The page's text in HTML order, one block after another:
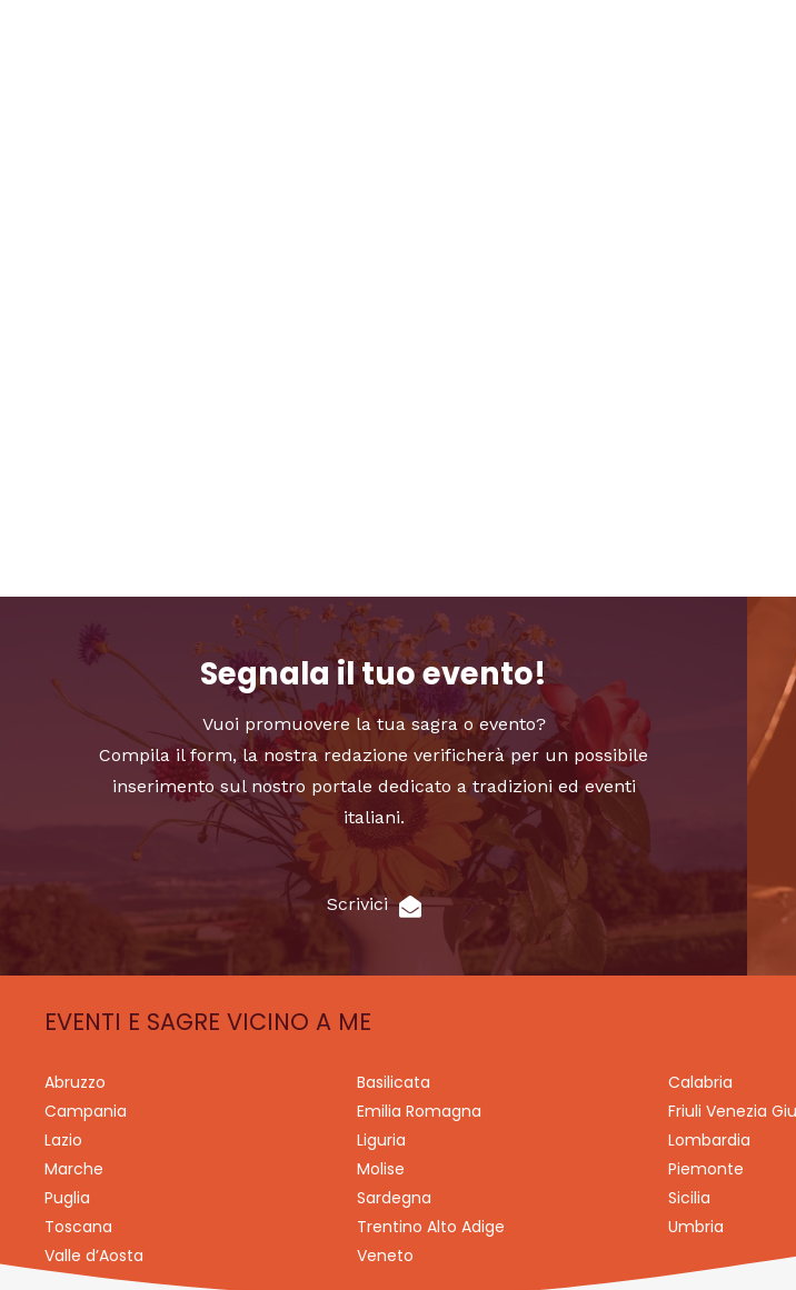
Segnala il tuo evento!
Vuoi promuovere la tua sagra o evento?
Compila il form, la nostra redazione verificherà per un possibile
inserimento sul nostro portale dedicato a tradizioni ed eventi
italiani.
Scrivici
EVENTI E SAGRE VICINO A ME
Abruzzo Basilicata
Calabria
Campania
Emilia Romagna
Friuli Venezia
Lazio
Liguria
Lombardia
Marche
Molise
Piemonte
Puglia
Sardegna
Sicilia
Toscana
Trentino Alto Adige
Umbria
Valle d’Aosta
Veneto